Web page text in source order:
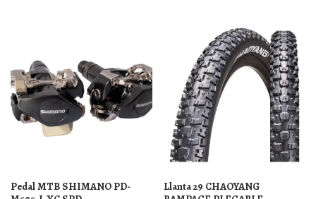
Pedal MTB SHIMANO PD-
Llanta 29 CHAOYANG